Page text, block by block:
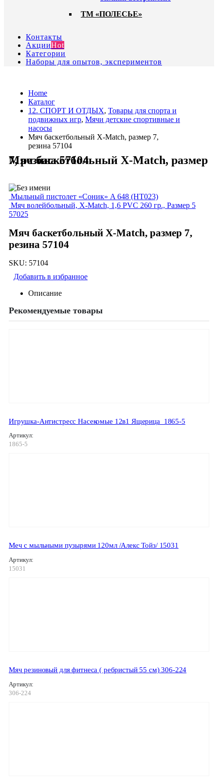
ТМ «ПОЛЕСЬЕ»
Контакты
АкцииHot
Категории
Наборы для опытов, экспериментов
Home
Каталог
12. СПОРТ И ОТДЫХ, Товары для спорта и
подвижных игр, Мячи детские спортивные и
насосы
Мяч баскетбольный Х-Маtch, размер 7,
резина 57104
Мяч баскетбольный Х-Маtch, размер 7, резина 57104
Мыльный пистолет «Соник» A 648 (HT023)
Мяч волейбольный, X-Match, 1,6 PVC 260 гр., Размер 5
57025
Мяч баскетбольный Х-Маtch, размер 7,
резина 57104
SKU: 57104
Добавить в избранное
Описание
Рекомендуемые товары
Игрушка-Антистресс Насекомые 12в1 Ящерица_1865-5
Артикул:
1865-5
Меч с мыльными пузырями 120мл /Алекс Тойз/ 15031
Артикул:
15031
Мяч резиновый для фитнеса ( ребристый 55 см) 306-224
Артикул:
306-224